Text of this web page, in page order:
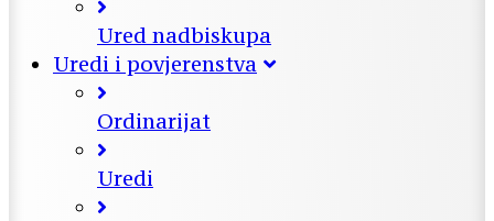
Ured nadbiskupa
Uredi i povjerenstva
Ordinarijat
Uredi